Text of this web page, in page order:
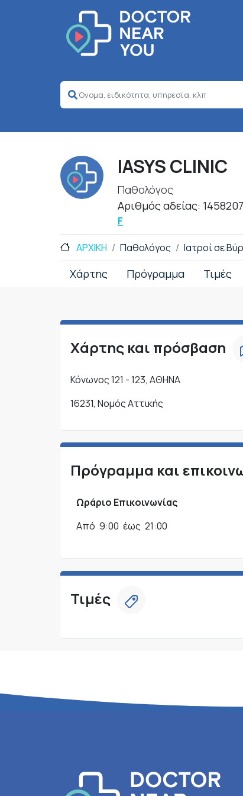
IASYS CLINIC
Παθολόγος
Αριθμός αδείας:
F
ΑΡΧΙΚΗ Παθολόγος Ιατροί σε
Χάρτης Πρόγραμμα Τιμές
Χάρτης και πρόσβαση
Κόνωνος 121 - 123, ΑΘΗΝΑ
16231, Νομός Αττικής
Πρόγραμμα και
Ωράριο Επικοινωνίας
Από 9:00 έως 21:00
Τιμές